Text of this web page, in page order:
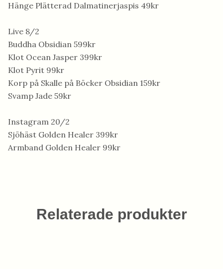
Hänge Plätterad Dalmatinerjaspis 49kr
Live 8/2
Buddha Obsidian 599kr
Klot Ocean Jasper 399kr
Klot Pyrit 99kr
Korp på Skalle på Böcker Obsidian 159kr
Svamp Jade 59kr
Instagram 20/2
Sjöhäst Golden Healer 399kr
Armband Golden Healer 99kr
Relaterade produkter